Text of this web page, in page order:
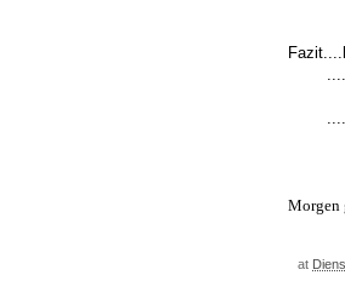
....für
Morgen
at